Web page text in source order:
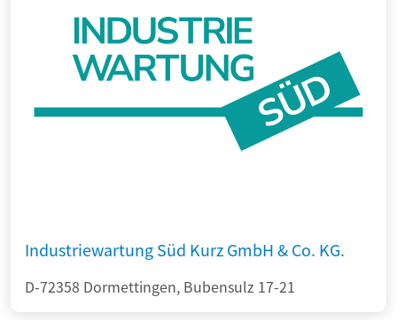
Industriewartung Süd Kurz GmbH & Co. KG.
D-72358 Dormettingen, Bubensulz 17-21